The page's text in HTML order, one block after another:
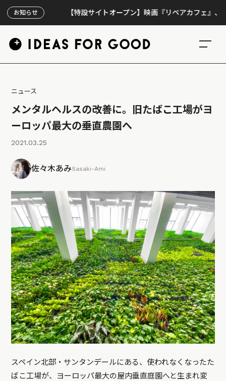
お知らせ 【特設サイトオープン】映画『リペアカフェ』、上映
ニュース
メンタルヘルスの改善に。旧たばこ工場がヨ
ーロッパ最大の垂直農園へ
2021.03.25
佐々木あみSasaki-Ami
スペイン北部・サンタンデールにある、使われなくなったた
ばこ工場が、ヨーロッパ最大の屋内垂直庭園へと生まれ変